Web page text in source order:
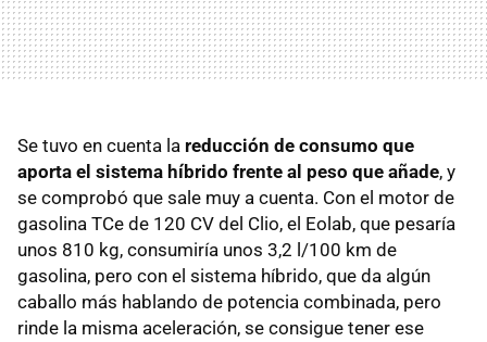
Se tuvo en cuenta la reducción de consumo que
aporta el sistema híbrido frente al peso que añade, y
se comprobó que sale muy a cuenta. Con el motor de
gasolina TCe de 120 CV del Clio, el Eolab, que pesaría
unos 810 kg, consumiría unos 3,2 l/100 km de
gasolina, pero con el sistema híbrido, que da algún
caballo más hablando de potencia combinada, pero
rinde la misma aceleración, se consigue tener ese